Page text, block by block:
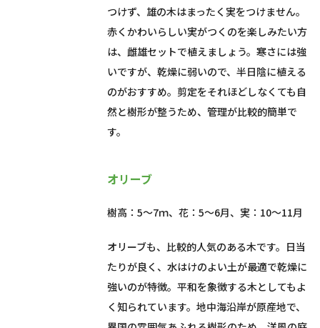
つけず、雄の木はまったく実をつけません。
赤くかわいらしい実がつくのを楽しみたい方
は、雌雄セットで植えましょう。寒さには強
いですが、乾燥に弱いので、半日陰に植える
のがおすすめ。剪定をそれほどしなくても自
然と樹形が整うため、管理が比較的簡単で
す。
オリーブ
樹高：5～7ｍ、花：5～6月、実：10～11月
オリーブも、比較的人気のある木です。日当
たりが良く、水はけのよい土が最適で乾燥に
強いのが特徴。平和を象徴する木としてもよ
く知られています。地中海沿岸が原産地で、